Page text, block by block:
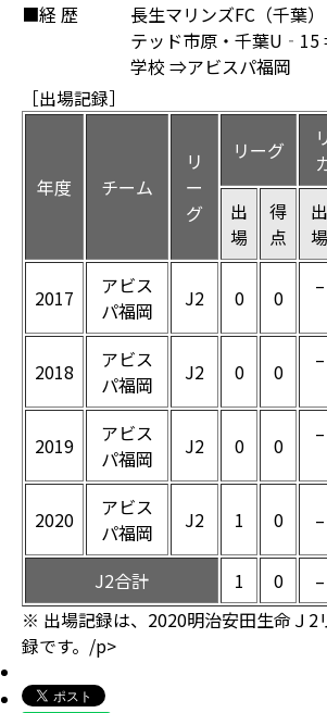
■経 歴
長生マリンズFC（千葉
テッド市原・千葉
学校 ⇒アビスパ福岡
［出場記録］
年度 チーム
リ
ー
グ
リーグ
出
場
得
点
出
場
2017
アビス
パ福岡
J2 0 0 –
2018
アビス
パ福岡
J2 0 0 –
2019
アビス
パ福岡
J2 0 0 –
2020
アビス
パ福岡
J2 1 0 –
J2合計 1 0 –
※ 出場記録は、2020明治安田生命Ｊ2
録です。/p>